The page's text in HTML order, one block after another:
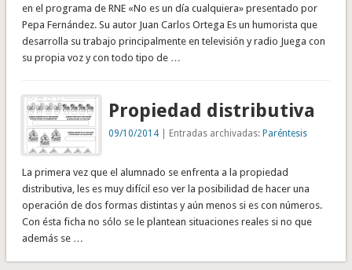
en el programa de RNE «No es un día cualquiera» presentado por
Pepa Fernández. Su autor Juan Carlos Ortega Es un humorista que
desarrolla su trabajo principalmente en televisión y radio Juega con
su propia voz y con todo tipo de …
Propiedad distributiva
09/10/2014 | Entradas archivadas:Paréntesis
La primera vez que el alumnado se enfrenta a la propiedad
distributiva, les es muy difícil eso ver la posibilidad de hacer una
operación de dos formas distintas y aún menos si es con números.
Con ésta ficha no sólo se le plantean situaciones reales si no que
además se …